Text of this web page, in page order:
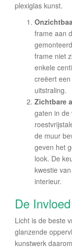
plexiglas kunst.
frame aan
frame niet
enkele
creëert
uitstraling.
Zichtbare
gaten in de
de muur
geven het
look. De
kwestie
interieur.
De
Licht is de beste
glanzende
kunstwerk